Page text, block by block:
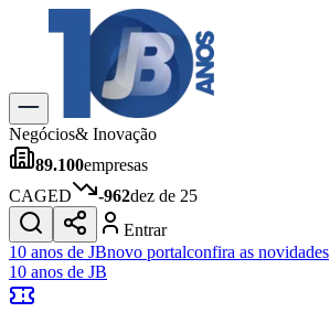
Explore Tudo
Últimas Notícias
Previsão do Tempo
Trânsito e Rotas
Dia a Dia & Lazer
Gastronomia
Cinema & Shows
JogosNovo
Para Sua Empresa
Negócios& Inovação
89.100empresas
CAGED
-962dez de 25
Entrar
10 anos de JBnovo portalconfira as novidades
10 anos de JB